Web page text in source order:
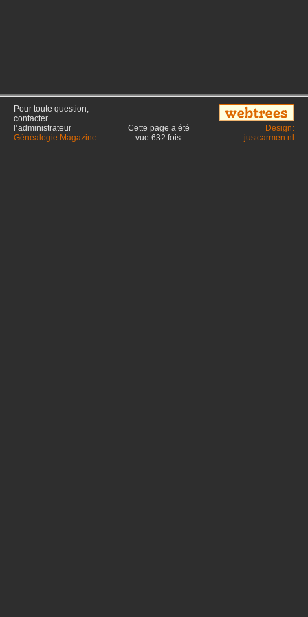
Pour toute question,
contacter
l’administrateur
Généalogie Magazine.
Cette page a été
vue 632 fois.
Design:
justcarmen.nl